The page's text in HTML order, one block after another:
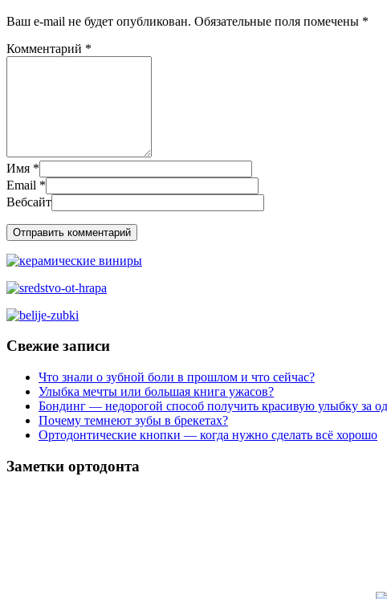
Ваш e-mail не будет опубликован. Обязательные поля помечены *
Комментарий *
Имя *
Email *
Вебсайт
Свежие записи
Что знали о зубной боли в прошлом и что сейчас?
Улыбка мечты или большая книга ужасов?
Бондинг — недорогой способ получить красивую улыбку за
Почему темнеют зубы в брекетах?
Ортодонтические кнопки — когда нужно сделать всё хорошо
Заметки ортодонта